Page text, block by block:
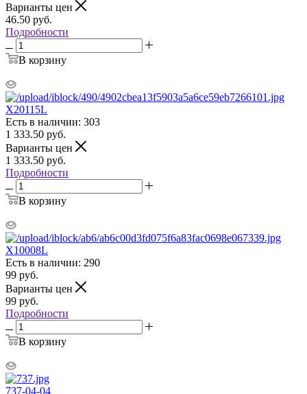
Варианты цен
46.50 руб.
Подробности
В корзину
X20115L
Есть в наличии: 303
1 333.50 руб.
Варианты цен
1 333.50 руб.
Подробности
В корзину
X10008L
Есть в наличии: 290
99 руб.
Варианты цен
99 руб.
Подробности
В корзину
737-04-04